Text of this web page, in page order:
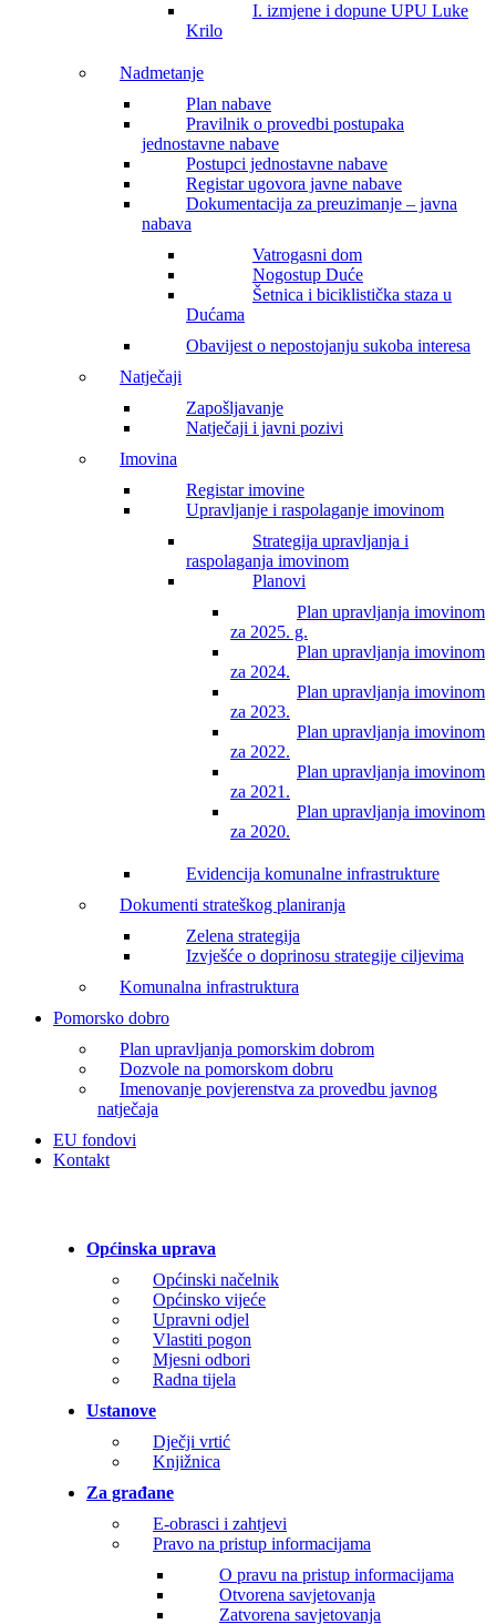
I. izmjene i dopune UPU Luke
Krilo
Nadmetanje
Plan nabave
Pravilnik o provedbi postupaka
jednostavne nabave
Postupci jednostavne nabave
Registar ugovora javne nabave
Dokumentacija za preuzimanje – javna
nabava
Vatrogasni dom
Nogostup Duće
Šetnica i biciklistička staza u
Dućama
Obavijest o nepostojanju sukoba interesa
Natječaji
Zapošljavanje
Natječaji i javni pozivi
Imovina
Registar imovine
Upravljanje i raspolaganje imovinom
Strategija upravljanja i
raspolaganja imovinom
Planovi
Plan upravljanja imovinom
za 2025. g.
Plan upravljanja imovinom
za 2024.
Plan upravljanja imovinom
za 2023.
Plan upravljanja imovinom
za 2022.
Plan upravljanja imovinom
za 2021.
Plan upravljanja imovinom
za 2020.
Evidencija komunalne infrastrukture
Dokumenti strateškog planiranja
Zelena strategija
Izvješće o doprinosu strategije ciljevima
Komunalna infrastruktura
Pomorsko dobro
Plan upravljanja pomorskim dobrom
Dozvole na pomorskom dobru
Imenovanje povjerenstva za provedbu javnog
natječaja
EU fondovi
Kontakt
Općinska uprava
Općinski načelnik
Općinsko vijeće
Upravni odjel
Vlastiti pogon
Mjesni odbori
Radna tijela
Ustanove
Dječji vrtić
Knjižnica
Za građane
E-obrasci i zahtjevi
Pravo na pristup informacijama
O pravu na pristup informacijama
Otvorena savjetovanja
Zatvorena savjetovanja